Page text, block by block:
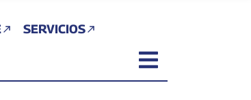
SERVICIOS